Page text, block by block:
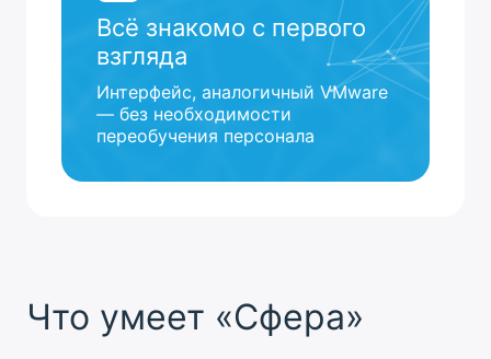
Всё знакомо с первого
взгляда
Интерфейс, аналогичный VMware
— без необходимости
переобучения персонала
Что умеет «Сфера»